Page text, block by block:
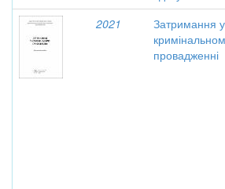
2021
Затримання у
провадженні